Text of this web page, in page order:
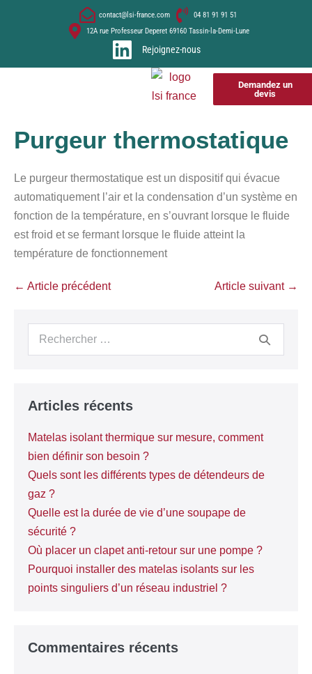
contact@lsi-france.com
04 81 91 91 51
12A rue Professeur Deperet 69160 Tassin-la-Demi-Lune
Rejoignez-nous
Demandez un
devis
Purgeur thermostatique
Le purgeur thermostatique est un dispositif qui évacue
automatiquement l’air et la condensation d’un système en
fonction de la température, en s’ouvrant lorsque le fluide
est froid et se fermant lorsque le fluide atteint la
température de fonctionnement
← Article précédent Article suivant →
Articles récents
Matelas isolant thermique sur mesure, comment
bien définir son besoin ?
Quels sont les différents types de détendeurs de
gaz ?
Quelle est la durée de vie d’une soupape de
sécurité ?
Où placer un clapet anti-retour sur une pompe ?
Pourquoi installer des matelas isolants sur les
points singuliers d’un réseau industriel ?
Commentaires récents